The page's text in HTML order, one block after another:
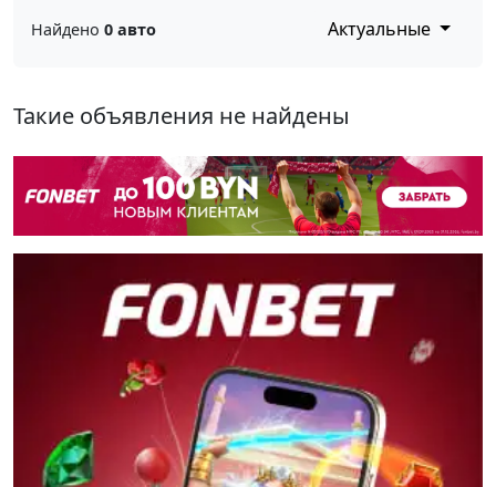
Найдено 0 авто Актуальные
Такие объявления не найдены